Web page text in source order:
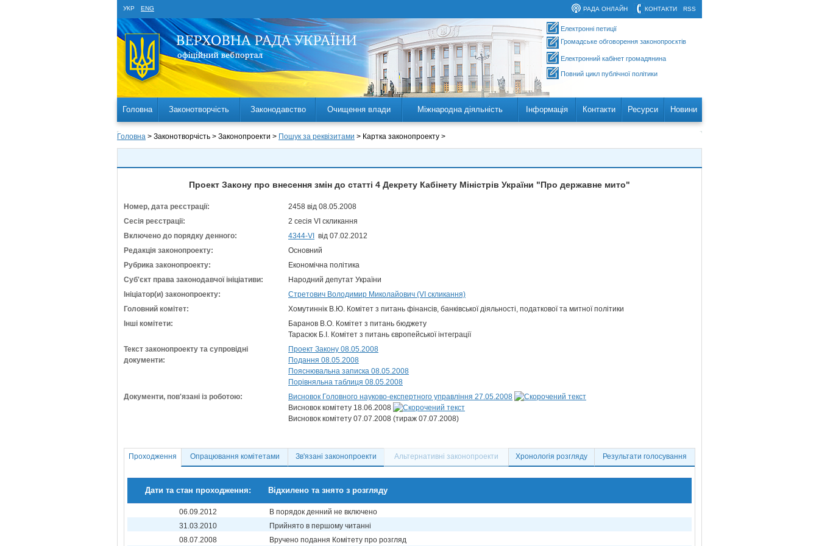
УКР ENG RSS
КОНТАКТИ
РАДА ОНЛАЙН
Електронні петиції
Громадське обговорення законопроєктів
Електронний кабінет громадянина
Повний цикл публічної політики
Головна Законотворчість Законодавство Очищення влади Міжнародна діяльність Інформація Контакти Ресурси Новини
Головна > Законотворчість > Законопроекти > Пошук за реквізитами > Картка законопроекту >
Проект Закону про внесення змін до статті 4 Декрету Кабінету Міністрів України "Про державне мито"
Номер, дата реєстрації:
2458 від 08.05.2008
Сесія реєстрації:
2 сесія VI скликання
Включено до порядку денного:
4344-VI
від 07.02.2012
Редакція законопроекту:
Основний
Рубрика законопроекту:
Економічна політика
Суб'єкт права законодавчої ініціативи:
Народний депутат України
Ініціатор(и) законопроекту:
Стретович Володимир Миколайович (VI скликання)
Головний комітет:
Хомутиннік В.Ю. Комітет з питань фінансів, банківської діяльності, податкової та митної політики
Інші комітети:
Баранов В.О. Комітет з питань бюджету
Тарасюк Б.І. Комітет з питань європейської інтеграції
Текст законопроекту та супровідні
документи:
Проект Закону 08.05.2008
Подання 08.05.2008
Пояснювальна записка 08.05.2008
Порівняльна таблиця 08.05.2008
Документи, пов'язані із роботою:
Висновок Головного науково-експертного управління 27.05.2008
Висновок комітету 18.06.2008
Висновок комітету 07.07.2008 (тираж 07.07.2008)
Проходження Опрацювання комітетами Зв'язані законопроекти Альтернативні законопроекти Хронологія розгляду Результати голосування
Дати та стан проходження: Відхилено та знято з розгляду
06.09.2012
В порядок денний не включено
31.03.2010
Прийнято в першому читанні
08.07.2008
Вручено подання Комітету про розгляд